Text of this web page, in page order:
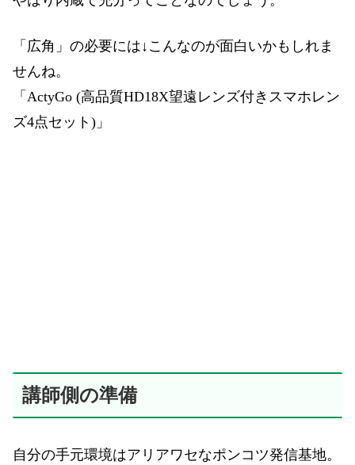
「広角」の必要には↓こんなのが面白いかもしれま
せんね。
「ActyGo (高品質HD18X望遠レンズ付きスマホレン
ズ4点セット)」
講師側の準備
自分の手元環境はアリアワセなポンコツ発信基地。